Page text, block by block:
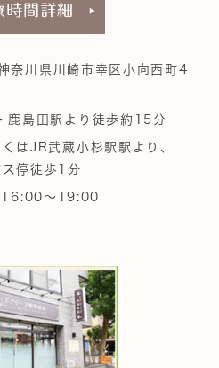
川県川崎市幸区小向西町4
鹿島田駅より徒歩約15分
はJR武蔵小杉駅駅より、
ス停徒歩1分
～19:00